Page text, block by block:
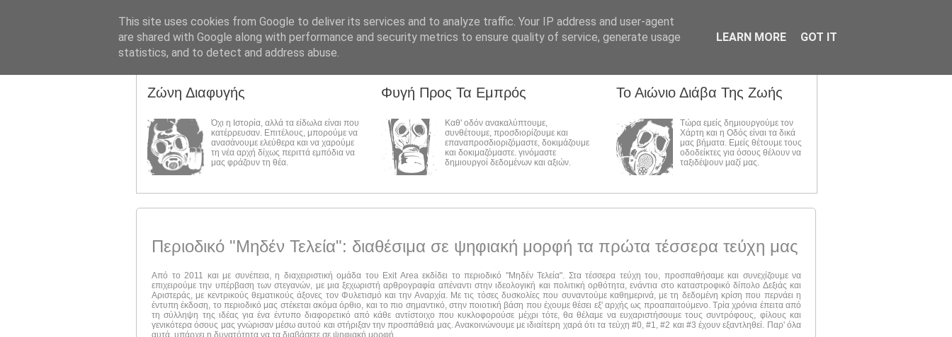
Ζώνη Διαφυγής
Όχι η Ιστορία, αλλά τα είδωλα είναι που
κατέρρευσαν. Επιτέλους, μπορούμε να
ανασάνουμε ελεύθερα και να χαρούμε
τη νέα αρχή δίχως περιττά εμπόδια να
μας φράζουν τη θέα.
Φυγή Προς Τα Εμπρός
Καθ' οδόν ανακαλύπτουμε,
συνθέτουμε, προσδιορίζουμε και
επαναπροσδιοριζόμαστε, δοκιμάζουμε
και δοκιμαζόμαστε. γινόμαστε
δημιουργοί δεδομένων και αξιών.
Το Αιώνιο Διάβα Της Ζωής
Τώρα εμείς δημιουργούμε τον
Χάρτη και η Οδός είναι τα δικά
μας βήματα. Εμείς θέτουμε τους
οδοδείκτες για όσους θέλουν να
ταξιδέψουν μαζί μας.
Περιοδικό "Μηδέν Τελεία": διαθέσιμα σε ψηφιακή μορφή τα πρώτα τέσσερα τεύχη μας
Από το 2011 και με συνέπεια, η διαχειριστική ομάδα του Exit Area εκδίδει το περιοδικό "Μηδέν Τελεία". Στα τέσσερα τεύχη του, προσπαθήσαμε και συνεχίζουμε να
επιχειρούμε την υπέρβαση των στεγανών, με μια ξεχωριστή αρθρογραφία απέναντι στην ιδεολογική και πολιτική ορθότητα, ενάντια στο καταστροφικό δίπολο Δεξιάς και
Αριστεράς, με κεντρικούς θεματικούς άξονες τον Φυλετισμό και την Αναρχία. Με τις τόσες δυσκολίες που συναντούμε καθημερινά, με τη δεδομένη κρίση που περνάει η
έντυπη έκδοση, το περιοδικό μας στέκεται ακόμα όρθιο, και το πιο σημαντικό, στην ποιοτική βάση που έχουμε θέσει εξ' αρχής ως προαπαιτούμενο. Τρία χρόνια έπειτα από
τη σύλληψη της ιδέας για ένα έντυπο διαφορετικό από κάθε αντίστοιχο που κυκλοφορούσε μέχρι τότε, θα θέλαμε να ευχαριστήσουμε τους συντρόφους, φίλους και
γενικότερα όσους μας γνώρισαν μέσω αυτού και στήριξαν την προσπάθειά μας. Ανακοινώνουμε με ιδιαίτερη χαρά ότι τα τεύχη #0, #1, #2 και #3 έχουν εξαντληθεί. Παρ' όλα
αυτά, υπάρχει η δυνατότητα να τα διαβάσετε σε ψηφιακή μορφή.
This site uses cookies from Google to deliver its services and to analyze traffic. Your IP address and user-agent
are shared with Google along with performance and security metrics to ensure quality of service, generate usage
statistics, and to detect and address abuse.
LEARN MORE GOT IT